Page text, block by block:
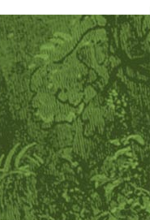
Домашний
круг